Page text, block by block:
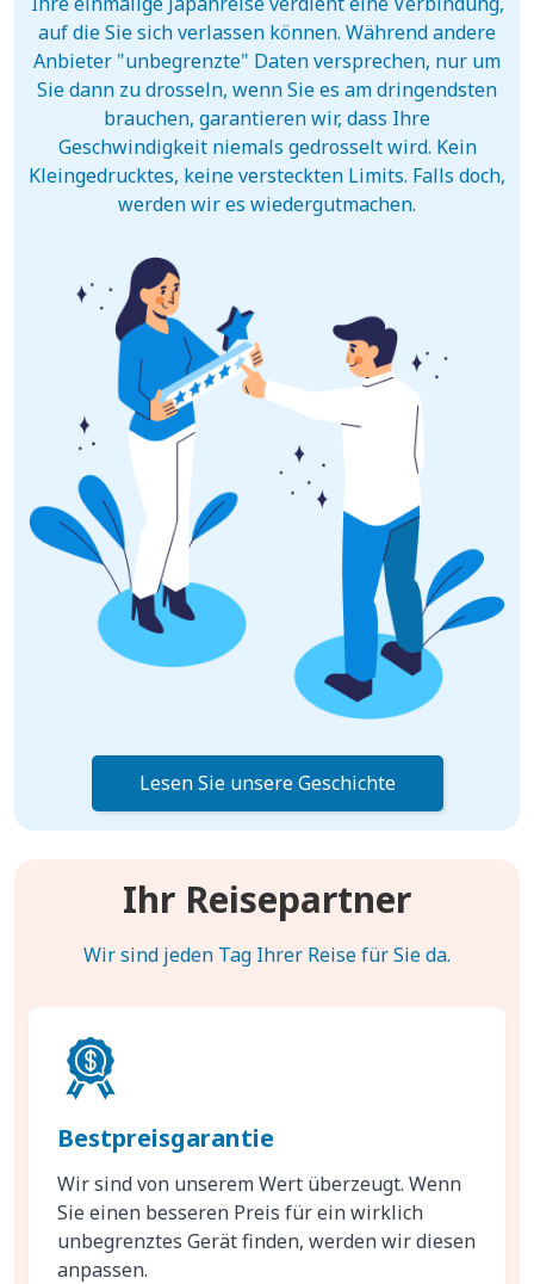
auf die Sie sich verlassen können. Während andere
Anbieter "unbegrenzte" Daten versprechen, nur um
Sie dann zu drosseln, wenn Sie es am dringendsten
brauchen, garantieren wir, dass Ihre
Geschwindigkeit niemals gedrosselt wird. Kein
Kleingedrucktes, keine versteckten Limits. Falls doch,
werden wir es wiedergutmachen.
Lesen Sie unsere Geschichte
Ihr Reisepartner
Wir sind jeden Tag Ihrer Reise für Sie da.
Bestpreisgarantie
Wir sind von unserem Wert überzeugt. Wenn
Sie einen besseren Preis für ein wirklich
unbegrenztes Gerät finden, werden wir diesen
anpassen.